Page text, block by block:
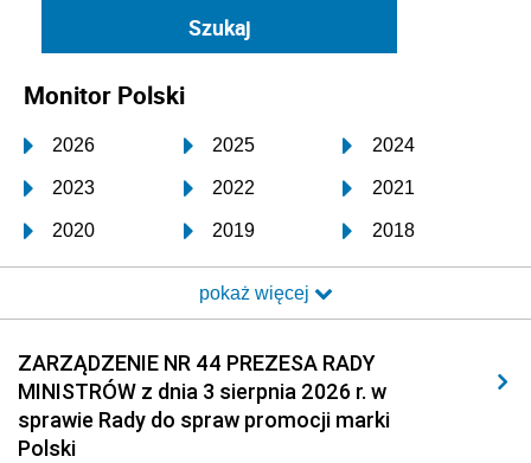
Monitor Polski
2026 2025 2024
2023 2022 2021
2020 2019 2018
2017 2016 2015
2014 2013 2012
2011 2010 2009
2008 2007 2006
2005
pokaż więcej
ZARZĄDZENIE NR 44 PREZESA RADY
MINISTRÓW z dnia 3 sierpnia 2026 r. w
sprawie Rady do spraw promocji marki
Polski